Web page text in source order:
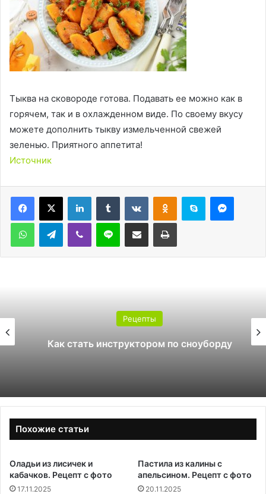
Тыква на сковороде готова. Подавать ее можно как в
горячем, так и в охлажденном виде. По своему вкусу
можете дополнить тыкву измельченной свежей
зеленью. Приятного аппетита!
Источник
LinkedInTumblr ВконтактеОдноклассники
Skype
WhatsAppTelegramViber Line Поделиться через электронную почту Печатать
Рецепты
Как стать инструктором по сноуборду
Похожие статьи
Оладьи из лисичек и
кабачков. Рецепт с фото
17.11.2025
Пастила из калины с
апельсином. Рецепт с фото
20.11.2025